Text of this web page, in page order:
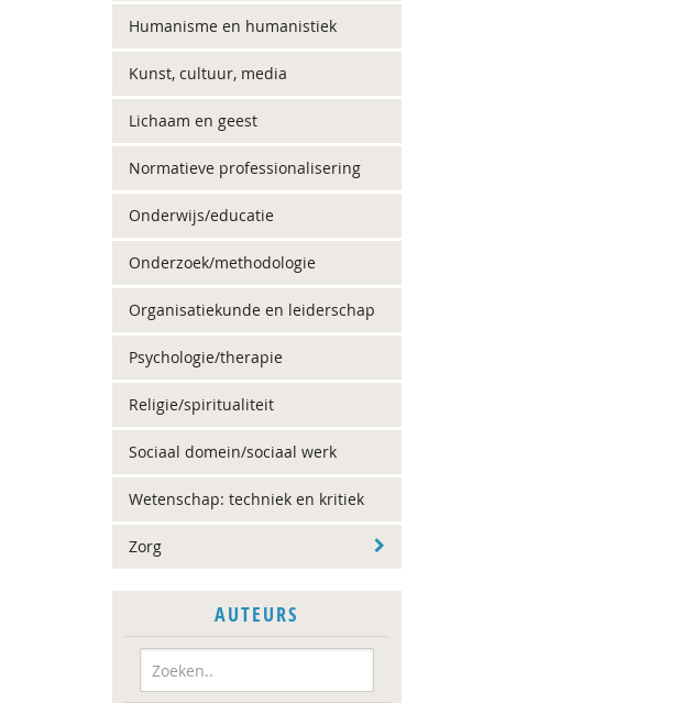
Humanisme en humanistiek
Kunst, cultuur, media
Lichaam en geest
Normatieve professionalisering
Onderwijs/educatie
Onderzoek/methodologie
Organisatiekunde en leiderschap
Psychologie/therapie
Religie/spiritualiteit
Sociaal domein/sociaal werk
Wetenschap: techniek en kritiek
Zorg
AUTEURS